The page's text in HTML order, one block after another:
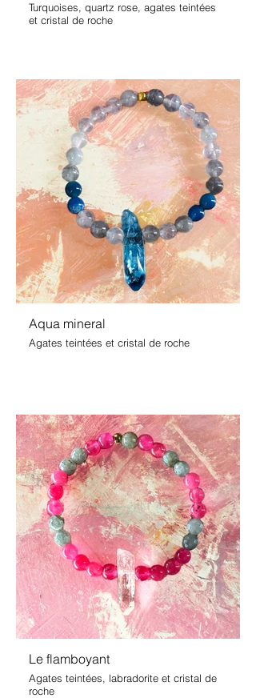
Turquoises, quartz rose, agates teintées
et cristal de roche
Aqua mineral
Agates teintées et cristal de roche
Le flamboyant
Agates teintées, labradorite et cristal de
roche